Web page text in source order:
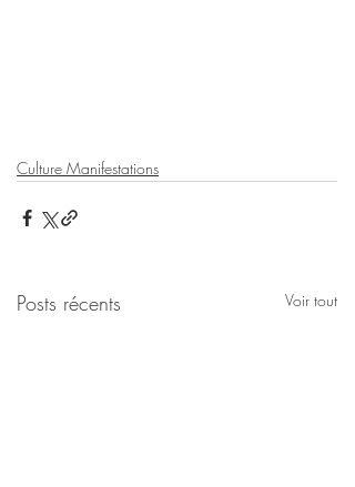
Culture Manifestations
Posts récents Voir tout